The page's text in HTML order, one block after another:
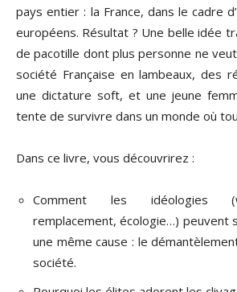
pays entier : la France, dans le cadre
européens. Résultat ? Une belle idée
de pacotille dont plus personne ne
société Française en lambeaux, des
une dictature soft, et une jeune
tente de survivre dans un monde où
Dans ce livre, vous découvrirez :
Comment les idéologies
remplacement, écologie…) peuvent
une même cause : le
société.